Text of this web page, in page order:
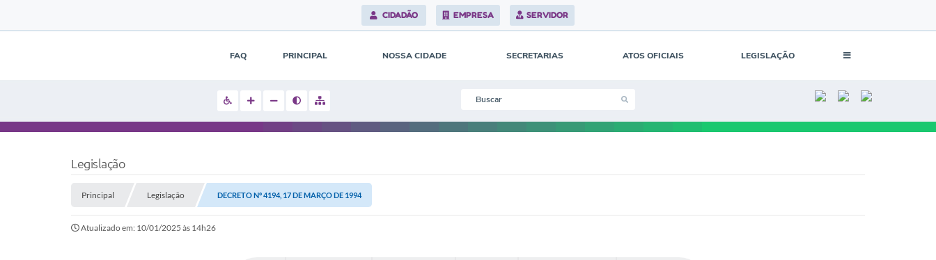
CIDADÃO EMPRESA SERVIDOR
FAQ PRINCIPAL NOSSA CIDADE SECRETARIAS ATOS OFICIAIS LEGISLAÇÃO
Legislação
Principal Legislação DECRETO Nº 4194, 17 DE MARÇO DE 1994
Atualizado em: 10/01/2025 às 14h26